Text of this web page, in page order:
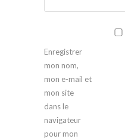
Enregistrer
mon nom,
mon e-mail et
mon site
dans le
navigateur
pour mon